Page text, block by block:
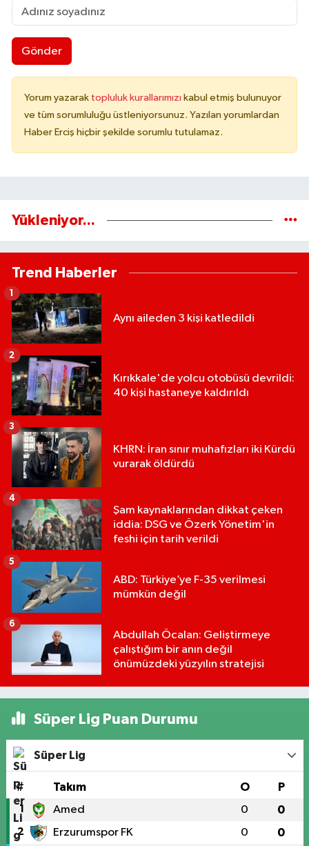
Gönder
Yorum yazarak topluluk kurallarımızı kabul etmiş bulunuyor
ve tüm sorumluluğu üstleniyorsunuz. Yazılan yorumlardan
Haber Erciş hiçbir şekilde sorumlu tutulamaz.
Yükleniyor...
Trend Haberler
Aynı aileden 3 kişi katledildi
1
Kırıkkale'de yolcu otobüsü devrildi:
40 kişi hastaneye kaldırıldı
2
KHRN: İran sınır muhafızları iki Kürdü
vurarak öldürdü
3
Şam kaynaklarından dikkat çeken
iddia: DSG ve Özerk Yönetim'in
feshi için tarih verildi
4
ABD: Türkiye’ye F-35 verilmesi
mümkün değil
5
Abdullah Öcalan: Geliştirmeye
çalıştığım bir anın değil
önümüzdeki yüzyılın stratejisi
6
Süper Lig Puan Durumu
Süper Lig
# Takım O P
1 Amed 0 0
2 Erzurumspor FK 0 0